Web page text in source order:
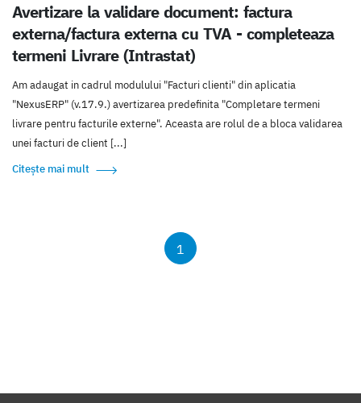
Avertizare la validare document: factura
externa/factura externa cu TVA - completeaza
termeni Livrare (Intrastat)
Am adaugat in cadrul modulului "Facturi clienti" din aplicatia
"NexusERP" (v.17.9.) avertizarea predefinita "Completare termeni
livrare pentru facturile externe". Aceasta are rolul de a bloca validarea
unei facturi de client [...]
Citește mai mult
1